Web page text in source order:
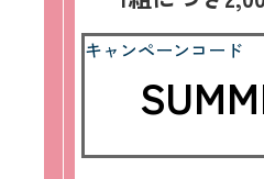
キャンペーンコード